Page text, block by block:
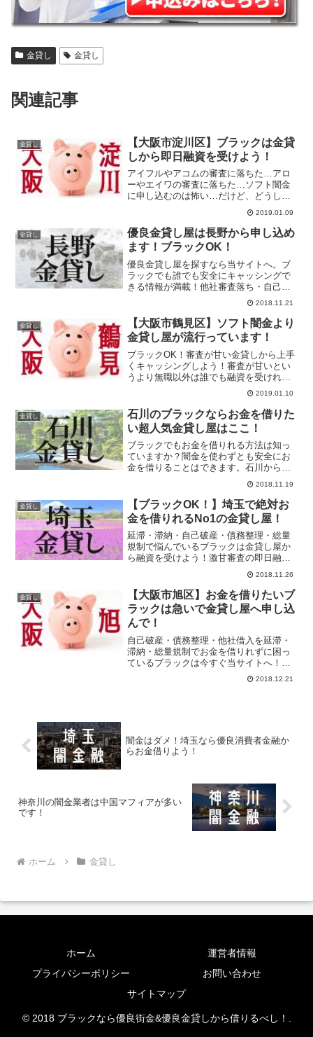
金貸し 金貸し
関連記事
金貸し
【大阪市淀川区】ブラックは金貸
しから即日融資を受けよう！
アイフルやアコムの審査に落ちた…アロ
ーやエイワの審査に落ちた…ソフト闇金
に申し込むのは怖い…だけど、どうして
もお金が必要…そんな悩みを抱えている
方は今すぐ当サイトから融資を受けてく
ださい。ブラックでも即日融資で安全に
キャッシングできます。
2019.01.09
金貸し
優良金貸し屋は長野から申し込め
ます！ブラックOK！
優良金貸し屋を探すなら当サイトへ。ブ
ラックでも誰でも安全にキャッシングで
きる情報が満載！他社審査落ち・自己破
産・債務整理・多重債務者でも大丈夫！
闇金に頼ることなく優良金貸し屋からお
金を借りよう！
2018.11.21
金貸し
【大阪市鶴見区】ソフト闇金より
金貸し屋が流行っています！
ブラックOK！審査が甘い金貸しから上手
くキャッシングしよう！審査が甘いとい
うより無職以外は誰でも融資を受けれま
す！総量規制とか他社借入を延滞・滞納
中とか関係ありません！審査に落ち続け
ているブラックの方は今すぐ申し込んで
ください！
2019.01.10
金貸し
石川のブラックならお金を借りた
い超人気金貸し屋はここ！
ブラックでもお金を借りれる方法は知っ
ていますか？闇金を使わずとも安全にお
金を借りることはできます。石川からで
も申し込むことができる優良金貸し屋は
日本中にいますが特にオススメな金貸し
を紹介します。ブラックだからこそ安全
にキャッシングしましょう！
2018.11.19
金貸し
【ブラックOK！】埼玉で絶対お
金を借りれるNo1の金貸し屋！
延滞・滞納・自己破産・債務整理・総量
規制で悩んでいるブラックは金貸し屋か
ら融資を受けよう！激甘審査の即日融資
でキャッシングできます！申込ブラック
でも金貸し屋ならお金を借りれます！悩
む時間は勿体ないので素早い決断を！時
間は待ってくれません！
2018.11.26
金貸し
【大阪市旭区】お金を借りたいブ
ラックは急いで金貸し屋へ申し込
んで！
自己破産・債務整理・他社借入を延滞・
滞納・総量規制でお金を借りれずに困っ
ているブラックは今すぐ当サイトへ！ア
イフルやプロミスの審査に落ちたブラッ
クも大歓迎です！柔軟な対応と独自審査
2018.12.21
闇金はダメ！埼玉なら優良消費者金融か
らお金借りよう！
神奈川の闇金業者は中国マフィアが多い
です！
ホーム 金貸し
ホーム
運営者情報
プライバシーポリシー
お問い合わせ
サイトマップ
© 2018 ブラックなら優良街金&優良金貸しから借りるべし！.